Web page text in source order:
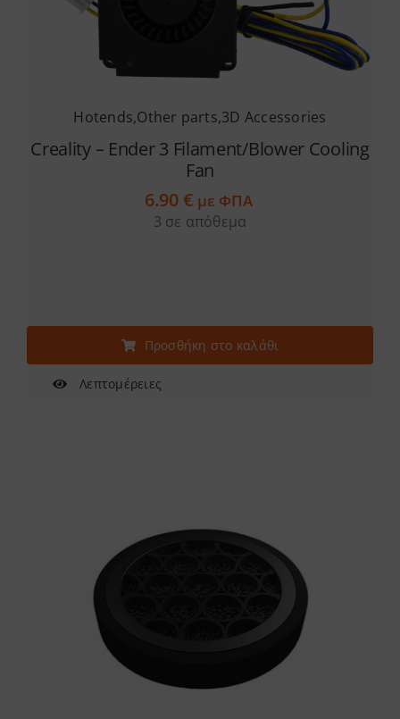
Hotends,Other parts,3D Accessories
Creality – Ender 3 Filament/Blower Cooling
Fan
6.90€ με ΦΠΑ
3 σε απόθεμα
Προσθήκη στο καλάθι
Λεπτομέρειες